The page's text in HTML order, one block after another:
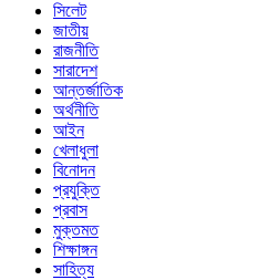
সিলেট
জাতীয়
রাজনীতি
সারাদেশ
আন্তর্জাতিক
অর্থনীতি
আইন
খেলাধুলা
বিনোদন
প্রযুক্তি
প্রবাস
মুক্তমত
শিক্ষাঙ্গন
সাহিত্য